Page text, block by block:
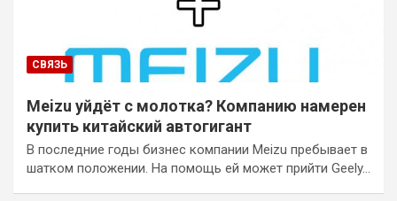
СВЯЗЬ
Meizu уйдёт с молотка? Компанию намерен
купить китайский автогигант
В последние годы бизнес компании Meizu пребывает в
шатком положении. На помощь ей может прийти Geely…